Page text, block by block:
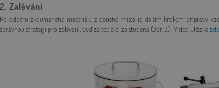
2. Zalévání
Po odběru zkoumaného materiálu z daného místa je dalším krokem přípravy
správnou strategii pro zalévání, buď za tepla či za studena (Obr. 3) . Video ukázka